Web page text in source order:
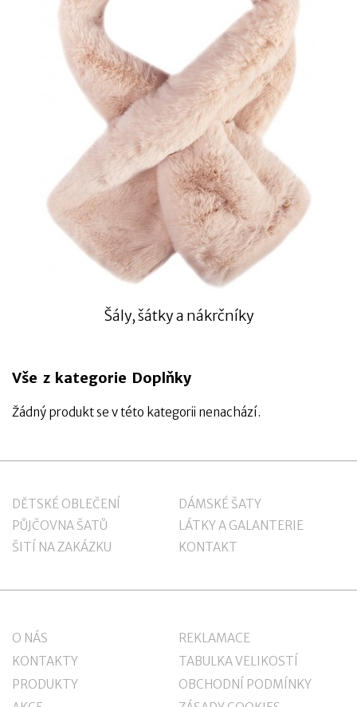
Šály, šátky a nákrčníky
Vše z kategorie Doplňky
Žádný produkt se v této kategorii nenachází.
DĚTSKÉ OBLEČENÍ
DÁMSKÉ ŠATY
PŮJČOVNA ŠATŮ
LÁTKY A GALANTERIE
ŠITÍ NA ZAKÁZKU
KONTAKT
O NÁS
KONTAKTY
PRODUKTY
REKLAMACE
TABULKA VELIKOSTÍ
OBCHODNÍ PODMÍNKY